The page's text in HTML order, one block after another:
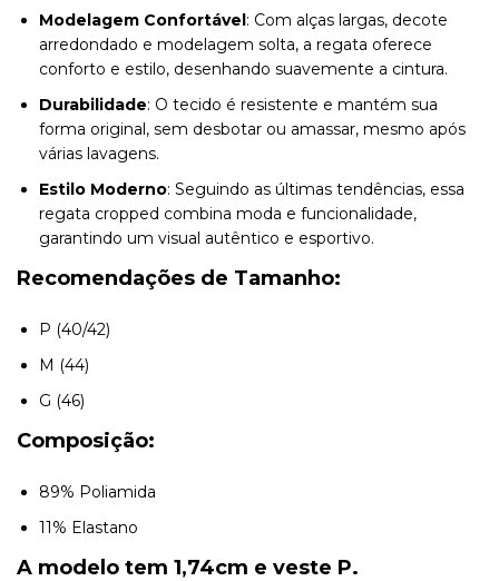
Modelagem Confortável: Com alças largas, decote
arredondado e modelagem solta, a regata oferece
conforto e estilo, desenhando suavemente a cintura.
Durabilidade: O tecido é resistente e mantém sua
forma original, sem desbotar ou amassar, mesmo após
várias lavagens.
Estilo Moderno: Seguindo as últimas tendências, essa
regata cropped combina moda e funcionalidade,
garantindo um visual autêntico e esportivo.
Recomendações de Tamanho:
P (40/42)
M (44)
G (46)
Composição:
89% Poliamida
11% Elastano
A modelo tem 1,74cm e veste P.